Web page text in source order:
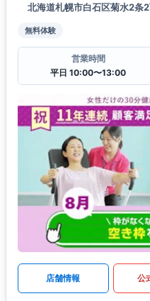
北海道札幌市白石区菊水2条
無料体験
営業時間
平日 10:00〜13:00
店舗情報 公